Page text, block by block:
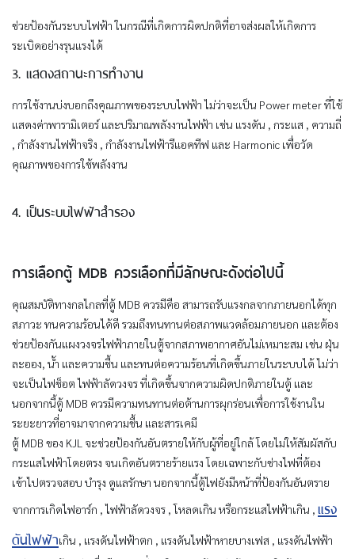
ช่วยป้องกันระบบไฟฟ้า ในกรณีที่เกิดการผิดปกติที่อาจส่งผลให้เกิดการ
ระเบิดอย่างรุนแรงได้
3. แสดงสถานะการทำงาน
การใช้งานบ่งบอกถึงคุณภาพของระบบไฟฟ้า ไม่ว่าจะเป็น Power meter ที่ใช้
แสดงค่าพารามิเตอร์ และปริมาณพลังงานไฟฟ้า เช่น แรงดัน , กระแส , ความถี่
, กำลังงานไฟฟ้าจริง , กำลังงานไฟฟ้ารีแอคทีฟ และ Harmonic เพื่อวัด
คุณภาพของการใช้พลังงาน
4. เป็นระบบไฟฟ้าสำรอง
การเลือกตู้ MDB ควรเลือกที่มีลักษณะดังต่อไปนี้
คุณสมบัติทางกลไกลที่ตู้ MDB ควรมีคือ สามารถรับแรงกลจากภายนอกได้ทุก
สภาวะ ทนความร้อนได้ดี รวมถึงทนทานต่อสภาพแวดล้อมภายนอก และต้อง
ช่วยป้องกันแผงวงจรไฟฟ้าภายในตู้จากสภาพอากาศอันไม่เหมาะสม เช่น ฝุ่น
ละออง, น้ำ และความชื้น และทนต่อความร้อนที่เกิดขึ้นภายในระบบได้ ไม่ว่า
จะเป็นไฟช็อต ไฟฟ้าลัดวงจร ที่เกิดขึ้นจากความผิดปกติภายในตู้ และ
นอกจากนี้ตู้ MDB ควรมีความทนทานต่อต้านการผุกร่อนเพื่อการใช้งานใน
ระยะยาวที่อาจมาจากความชื้น และสารเคมี
ตู้ MDB ของ KJL จะช่วยป้องกันอันตรายให้กับผู้ที่อยู่ใกล้ โดยไม่ให้สัมผัสกับ
กระแสไฟฟ้าโดยตรง จนเกิดอันตรายร้ายแรง โดยเฉพาะกับช่างไฟที่ต้อง
เข้าไปตรวจสอบ บำรุง ดูแลรักษา นอกจากนี้ตู้ไฟยังมีหน้าที่ป้องกันอันตราย
จากการเกิดไฟอาร์ก , ไฟฟ้าลัดวงจร , โหลดเกิน หรือกระแสไฟฟ้าเกิน , แรง
ดันไฟฟ้าเกิน , แรงดันไฟฟ้าตก , แรงดันไฟฟ้าหายบางเฟส , แรงดันไฟฟ้า